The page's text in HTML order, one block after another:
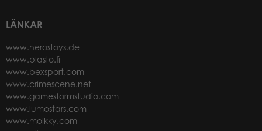
LÄNKAR
www.herostoys.de
www.plasto.fi
www.bexsport.com
www.crimescene.net
www.gamestormstudio.com
www.lumostars.com
www.molkky.com